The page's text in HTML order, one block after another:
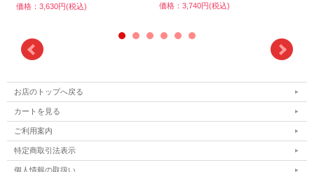
価格：3,630円(税込) 価格：3,740円(税込)
お店のトップへ戻る
カートを見る
ご利用案内
特定商取引法表示
個人情報の取扱い